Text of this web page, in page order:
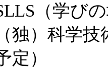
びの場
独）科学
定）